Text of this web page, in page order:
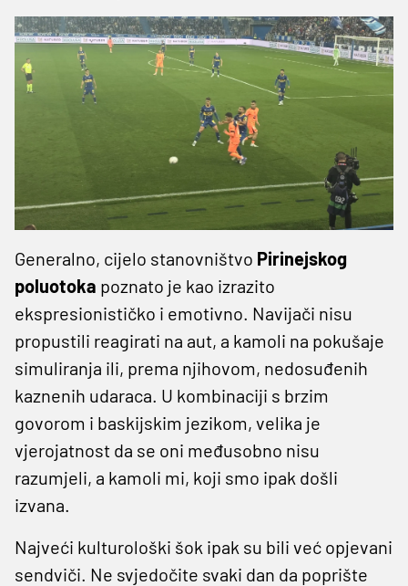
Generalno, cijelo stanovništvo Pirinejskog
poluotoka poznato je kao izrazito
ekspresionističko i emotivno. Navijači nisu
propustili reagirati na aut, a kamoli na pokušaje
simuliranja ili, prema njihovom, nedosuđenih
kaznenih udaraca. U kombinaciji s brzim
govorom i baskijskim jezikom, velika je
vjerojatnost da se oni međusobno nisu
razumjeli, a kamoli mi, koji smo ipak došli
izvana.
Najveći kulturološki šok ipak su bili već opjevani
sendviči. Ne svjedočite svaki dan da poprište